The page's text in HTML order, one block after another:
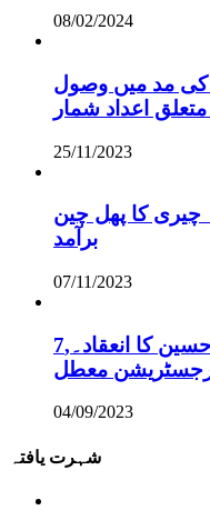
08/02/2024
کی مد میں وصول
اعداد شمار
25/11/2023
چیری کا پھل چین
برآمد
07/11/2023
قراقرم یونیورسٹی میں یوم حسین کا انعقاد۔,7
رجسٹریشن معطل
04/09/2023
شہرت یافتہ